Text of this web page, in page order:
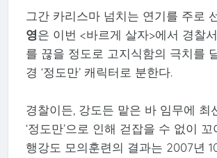
그간 카리스마 넘치는 연기를 주로
영은 이번 <바르게 살자>에서 경찰
를 끊을 정도로 고지식함의 극치를
경 ‘정도만’ 캐릭터로 분한다.
경찰이든, 강도든 맡은 바 임무에 최
‘정도만’으로 인해 걷잡을 수 없이
행강도 모의훈련의 결과는 2007년